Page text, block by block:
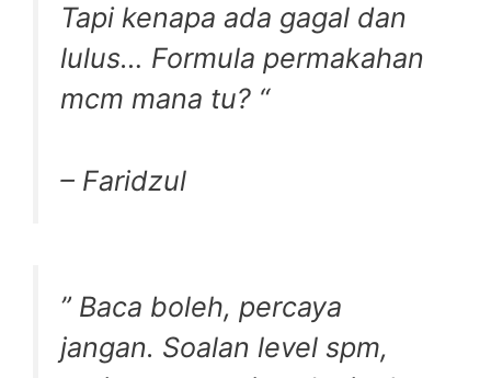
Tapi kenapa ada gagal dan
lulus… Formula permakahan
mcm mana tu? “
– Faridzul
” Baca boleh, percaya
jangan. Soalan level spm,